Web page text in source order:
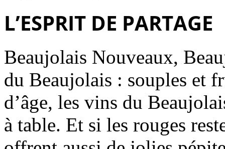
L’ESPRIT DE PARTAGE
Beaujolais Nouveaux,
du Beaujolais : souples et
d’âge, les vins du
à table. Et si les rouges